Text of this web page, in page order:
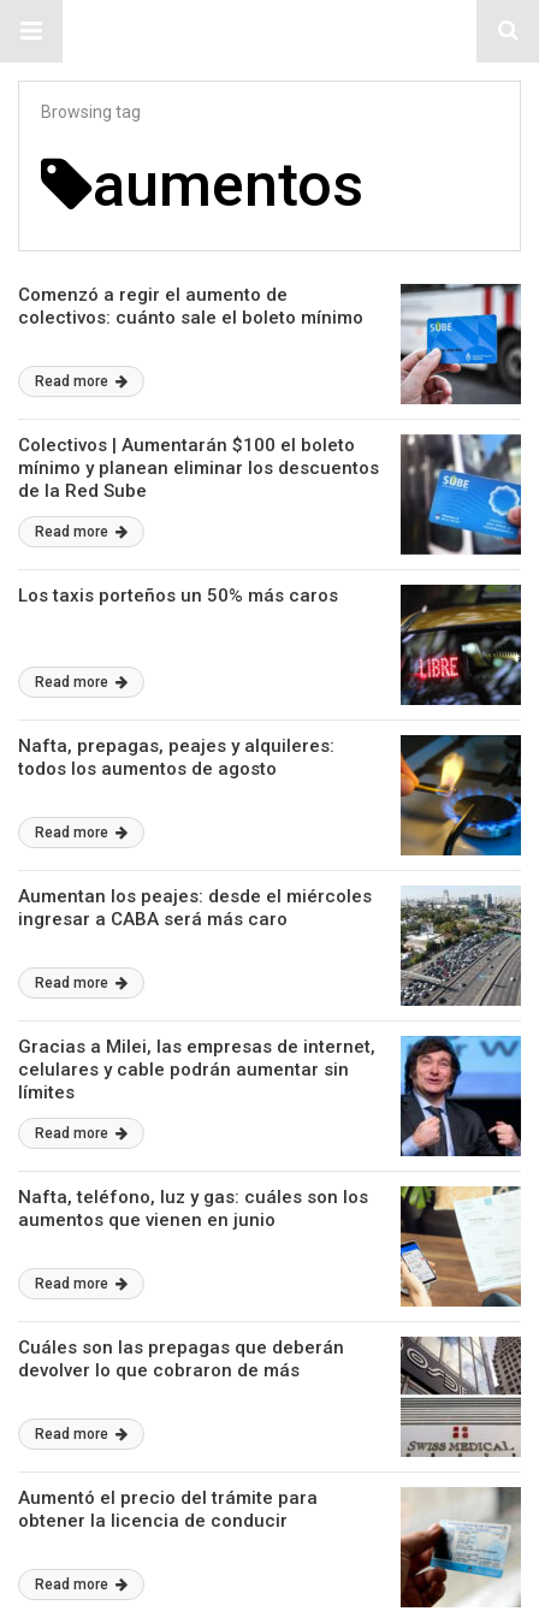
Browsing tag
aumentos
Comenzó a regir el aumento de
colectivos: cuánto sale el boleto mínimo
Read more
Colectivos | Aumentarán $100 el boleto
mínimo y planean eliminar los descuentos
de la Red Sube
Read more
Los taxis porteños un 50% más caros
Read more
Nafta, prepagas, peajes y alquileres:
todos los aumentos de agosto
Read more
Aumentan los peajes: desde el miércoles
ingresar a CABA será más caro
Read more
Gracias a Milei, las empresas de internet,
celulares y cable podrán aumentar sin
límites
Read more
Nafta, teléfono, luz y gas: cuáles son los
aumentos que vienen en junio
Read more
Cuáles son las prepagas que deberán
devolver lo que cobraron de más
Read more
Aumentó el precio del trámite para
obtener la licencia de conducir
Read more